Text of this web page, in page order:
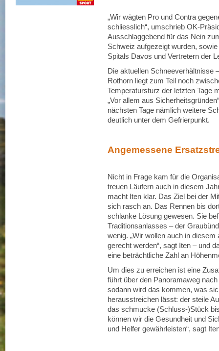
„Wir wägten Pro und Contra
schliesslich“, umschrieb OK-
Ausschlaggebend für das Nein
Schweiz aufgezeigt wurden,
Spitals Davos und Vertretern der
Die aktuellen Schneeverhältnisse
Rothorn liegt zum Teil noch
Temperatursturz der letzten Tage
„Vor allem aus
nächsten Tage nämlich weitere
deutlich unter dem Gefrierpunkt.
Angemessene
Nicht in Frage kam für die
treuen Läufern auch in diesem
macht Iten klar. Das Ziel bei der
sich rasch an. Das Rennen bis
schlanke Lösung gewesen. Sie
Traditionsanlasses – der
wenig. „Wir wollen auch in
gerecht werden“, sagt Iten – und
eine beträchtliche Zahl an
Um dies zu erreichen ist eine
führt über den Panoramaweg
sodann wird das kommen, was
herausstreichen lässt: der steile
das schmucke (Schluss-)Stück
können wir die Gesundheit und
und Helfer gewährleisten“, sagt